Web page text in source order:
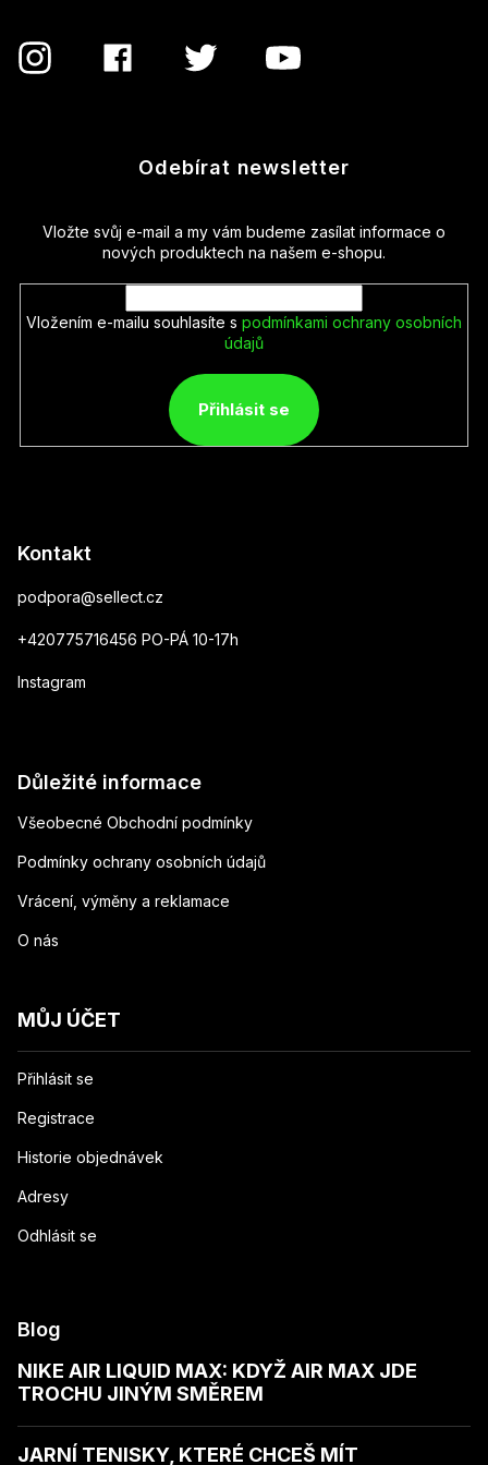
Odebírat newsletter
Vložte svůj e-mail a my vám budeme zasílat informace o
nových produktech na našem e-shopu.
Vložením e-mailu souhlasíte s podmínkami ochrany osobních
údajů
Přihlásit se
Kontakt
podpora@sellect.cz
+420775716456 PO-PÁ 10-17h
Instagram
Důležité informace
Všeobecné Obchodní podmínky
Podmínky ochrany osobních údajů
Vrácení, výměny a reklamace
O nás
MŮJ ÚČET
Přihlásit se
Registrace
Historie objednávek
Adresy
Odhlásit se
Blog
NIKE AIR LIQUID MAX: KDYŽ AIR MAX JDE
TROCHU JINÝM SMĚREM
JARNÍ TENISKY, KTERÉ CHCEŠ MÍT